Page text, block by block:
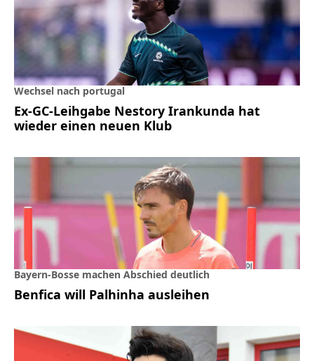
Wechsel nach portugal
Ex-GC-Leihgabe Nestory Irankunda hat
wieder einen neuen Klub
Bayern-Bosse machen Abschied deutlich
Benfica will Palhinha ausleihen